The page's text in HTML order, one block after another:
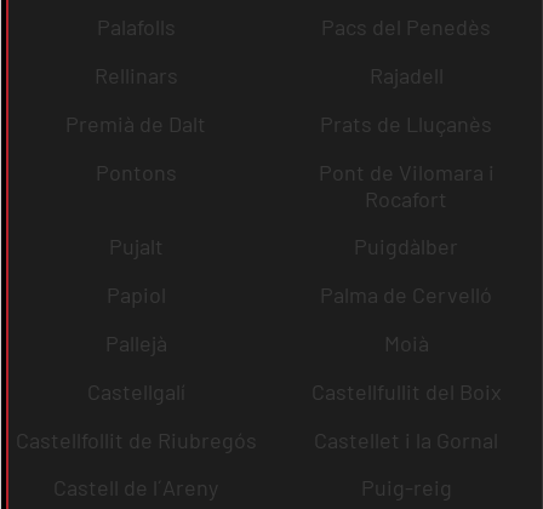
Palafolls
Pacs del Penedès
Rellinars
Rajadell
Premià de Dalt
Prats de Lluçanès
Pontons
Pont de Vilomara i
Rocafort
Pujalt
Puigdàlber
Papiol
Palma de Cervelló
Pallejà
Moià
Castellgalí
Castellfullit del Boix
Castellfollit de Riubregós
Castellet i la Gornal
Castell de l´Areny
Puig-reig